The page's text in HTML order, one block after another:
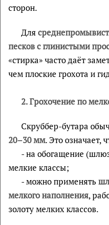
сторон.
Для
песков с глинистыми
«стирка» часто даёт
чем плоские грохота и
2. Грохочение по
Скруббер-бутара
20–30 мм. Это означает,
- на обогащение
мелкие классы;
- можно применять
мелкого наполнения,
золоту мелких классов.